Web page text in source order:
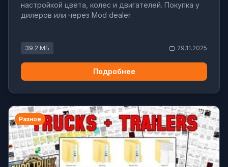
настройкой цвета, колес и двигателей. Покупка у
дилеров или через Mod dealer.
39.2 МБ 29.11.2025
Подробнее
Разное